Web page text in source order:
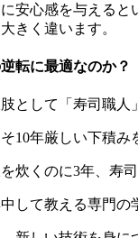
安心感を与える
きく違います。
転に最適なのか？
として「寿司職人
10年厳しい下積
炊くのに3年、寿
して教える専門